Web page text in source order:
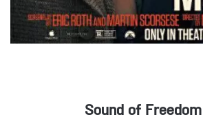
Sound of Freedom